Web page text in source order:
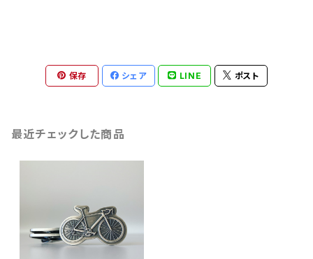
保存 シェア LINE ポスト
最近チェックした商品